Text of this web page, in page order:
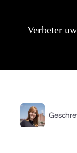
Verbeter